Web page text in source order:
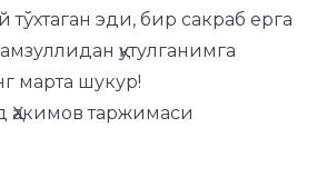
тўхтаган эди, бир сакраб ерга
қутулганимга
марта шукур!
Ҳакимов таржимаси